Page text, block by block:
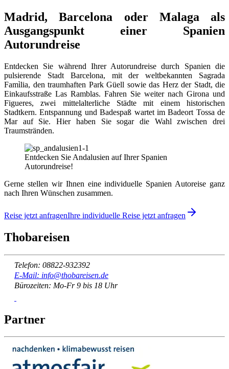
Madrid, Barcelona oder Malaga als
Ausgangspunkt einer Spanien
Autorundreise
Entdecken Sie während Ihrer Autorundreise durch Spanien die
pulsierende Stadt Barcelona, mit der weltbekannten Sagrada
Famìlia, den traumhaften Park Güell sowie das Herz der Stadt, die
Einkaufsstraße Las Ramblas. Fahren Sie weiter nach Girona und
Figueres, zwei mittelalterliche Städte mit einem historischen
Stadtkern. Entspannung und Badespaß wartet im Badeort Tossa de
Mar auf Sie. Hier haben Sie sogar die Wahl zwischen drei
Traumstränden.
Entdecken Sie Andalusien auf Ihrer Spanien
Autorundreise!
Gerne stellen wir Ihnen eine individuelle Spanien Autoreise ganz
nach Ihren Wünschen zusammen.
Reise jetzt anfragenIhre individuelle Reise jetzt anfragen
Thobareisen
Telefon: 08822-932392
E-Mail: info@thobareisen.de
Bürozeiten: Mo-Fr 9 bis 18 Uhr
Partner